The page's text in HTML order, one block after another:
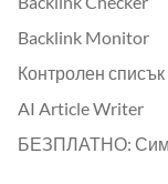
Backlink Monitor
Контролен списък
AI Article Writer
БЕЗПЛАТНО: